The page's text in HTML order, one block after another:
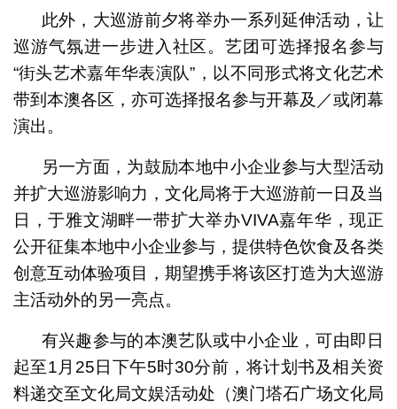
此外，大巡游前夕将举办一系列延伸活动，让
巡游气氛进一步进入社区。艺团可选择报名参与
“街头艺术嘉年华表演队”，以不同形式将文化艺术
带到本澳各区，亦可选择报名参与开幕及／或闭幕
演出。
另一方面，为鼓励本地中小企业参与大型活动
并扩大巡游影响力，文化局将于大巡游前一日及当
日，于雅文湖畔一带扩大举办VIVA嘉年华，现正
公开征集本地中小企业参与，提供特色饮食及各类
创意互动体验项目，期望携手将该区打造为大巡游
主活动外的另一亮点。
有兴趣参与的本澳艺队或中小企业，可由即日
起至1月25日下午5时30分前，将计划书及相关资
料递交至文化局文娱活动处（澳门塔石广场文化局